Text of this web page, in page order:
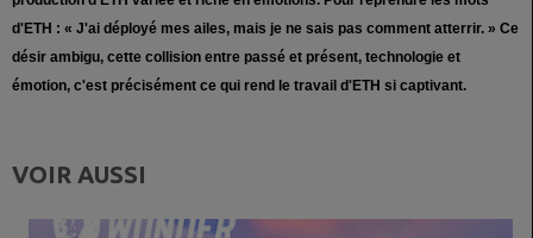
d'ETH : « J'ai déployé mes ailes, mais je ne sais pas comment atterrir. » Ce
désir ambigu, cette collision entre passé et présent, technologie et
émotion, c'est précisément ce qui rend le travail d'ETH si captivant.
VOIR AUSSI